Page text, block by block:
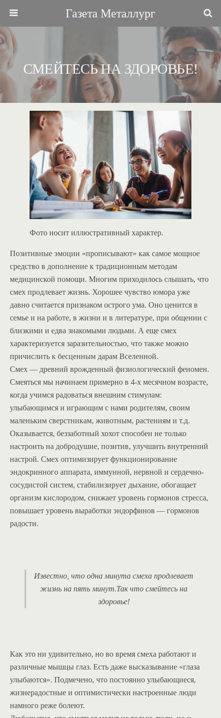
Газета Металлург
СМЕЙТЕСЬ НА ЗДОРОВЬЕ!
Фото носит иллюстративный характер.
Позитивные эмоции «прописывают» как самое мощное
средство в дополнение к традиционным методам
медицинской помощи. Многим приходилось слышать, что
смех продлевает жизнь. Хорошее чувство юмора уже
давно считается признаком острого ума. Оно ценится в
семье и на работе, в жизни и в литературе, при общении с
близкими и едва знакомыми людьми. А еще смех
характеризуется заразительностью, что также можно
причислить к бесценным дарам Вселенной.
Смех — древний врожденный физиологический феномен.
Смеяться мы начинаем примерно в 4-х месячном возрасте,
когда учимся радоваться внешним стимулам:
улыбающимся и играющим с нами родителям, своим
маленьким сверстникам, животным, растениям и т.д.
Оказывается, беззаботный хохот способен не только
настроить на добродушие, позитив, улучшить внутренний
настрой. Смех оптимизирует функционирование
эндокринного аппарата, иммунной, нервной и сердечно-
сосудистой систем, стабилизирует дыхание, обогащает
организм кислородом, снижает уровень гормонов стресса,
повышает уровень выработки эндорфинов — гормонов
радости.
Известно, что одна минута смеха продлевает
жизнь на пять минут.Так что смейтесь на
здоровье!
Как это ни удивительно, но во время смеха работают и
различные мышцы глаз. Есть даже высказывание «глаза
улыбаются». Подмечено, что постоянно улыбающиеся,
жизнерадостные и оптимистически настроенные люди
намного реже болеют.